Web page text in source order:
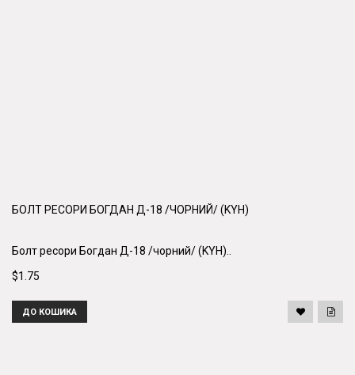
БОЛТ РЕСОРИ БОГДАН Д-18 /ЧОРНИЙ/ (KYH)
Болт ресори Богдан Д-18 /чорний/ (KYH)..
$1.75
ДО КОШИКА